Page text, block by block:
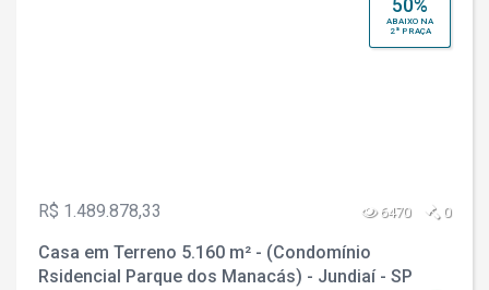
50%
ABAIXO NA
2ª PRAÇA
R$ 1.489.878,33 6470 0
Casa em Terreno 5.160 m² - (Condomínio
Rsidencial Parque dos Manacás) - Jundiaí - SP